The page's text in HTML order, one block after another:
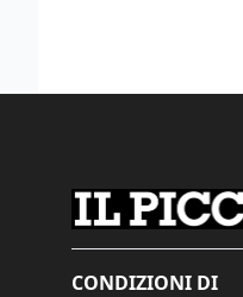
CONDIZIONI DI